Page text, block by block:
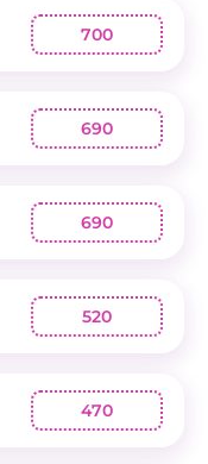
700
690
690
520
470